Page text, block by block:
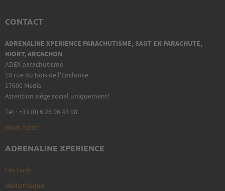
CONTACT
ADRENALINE XPERIENCE PARACHUTISME, SAUT EN PARACHUTE,
NIORT, ARCACHON
ADEX parachutisme
18 rue du bois de l'Enclouse
17600 Medis
Attention siège social uniquement!
Tel : +33 (0) 6 26 06 43 08.
Nous écrire
ADRENALINE XPERIENCE
Les tarifs
Médiathèque